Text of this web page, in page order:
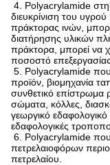
4. Polyacrylamide στη
διευκρίνιση του
πράκτορας ινών,
διατήρησης υλικών
πράκτορα, μπορεί να
ποσοστό
5. Polyacrylamide που
προϊόν, βιομηχανία
συνθετικό επίστρωμα
σώματα, κόλλες,
γεωργικό
εδαφολογικές
6. Polyacrylamide που
πετρελαιοφόρων
πετρελαίου.